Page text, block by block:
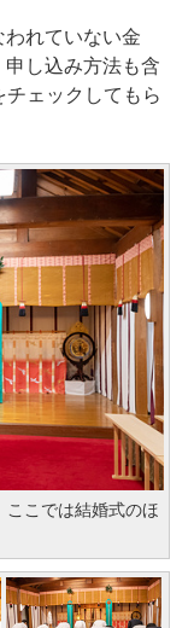
れていない金
し込み方法も含
ェックしてもら
こでは結婚式のほ